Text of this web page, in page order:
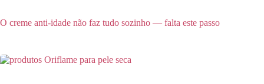
O creme anti-idade não faz tudo sozinho — falta este passo